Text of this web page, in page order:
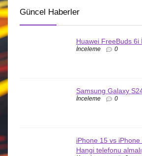
Güncel Haberler
Huawei FreeBuds 6i
İnceleme 0
Samsung Galaxy
İnceleme 0
iPhone 15 vs iPhone
Hangi telefonu